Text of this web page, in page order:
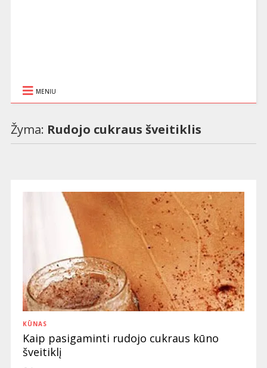
MENIU
Žyma: Rudojo cukraus šveitiklis
KŪNAS
Kaip pasigaminti rudojo cukraus kūno
šveitiklį